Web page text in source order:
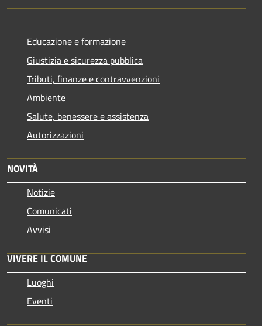
Educazione e formazione
Giustizia e sicurezza pubblica
Tributi, finanze e contravvenzioni
Ambiente
Salute, benessere e assistenza
Autorizzazioni
NOVITÀ
Notizie
Comunicati
Avvisi
VIVERE IL COMUNE
Luoghi
Eventi